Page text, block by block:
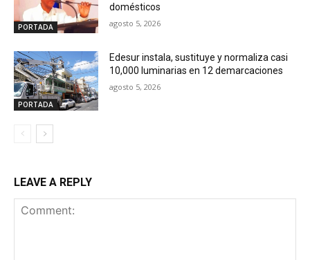
PORTADA
domésticos
agosto 5, 2026
PORTADA
Edesur instala, sustituye y normaliza casi
10,000 luminarias en 12 demarcaciones
agosto 5, 2026
LEAVE A REPLY